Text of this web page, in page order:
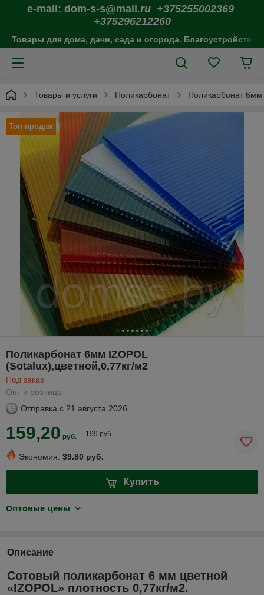
e-mail: dom-s-s@mail .ru +375255002369
+375296212260
Товары для дома, дачи, сада и огорода. Благоустройство
Товары и услуги Поликарбонат Поликарбонат 6мм
Топ продаж
Поликарбонат 6мм IZOPOL
(Sotalux),цветной,0,77кг/м2
Под заказ
Опт и розница
Отправка с 21 августа 2026
159,20 руб. 199 руб.
Экономия: 39.80 руб.
Купить
Оптовые цены
Описание
Сотовый поликарбонат 6 мм цветной
«IZOPOL» плотность 0,77кг/м2.